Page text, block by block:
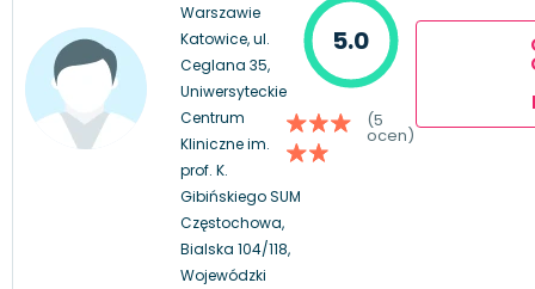
Warszawie
Katowice, ul.
Ceglana 35,
Uniwersyteckie
Centrum
Kliniczne im.
prof. K.
Gibińskiego SUM
Częstochowa,
Bialska 104/118,
Wojewódzki
5.0
(5
ocen)